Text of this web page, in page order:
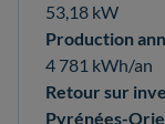
53,18 kW
Production
4 781 kWh/an
Retour sur
Pyrénées-